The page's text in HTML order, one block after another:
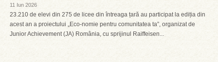
11 Iun 2026
23.210 de elevi din 275 de licee din întreaga țară au participat la ediția din
acest an a proiectului „Eco-nomie pentru comunitatea ta”, organizat de
Junior Achievement (JA) România, cu sprijinul Raiffeisen...